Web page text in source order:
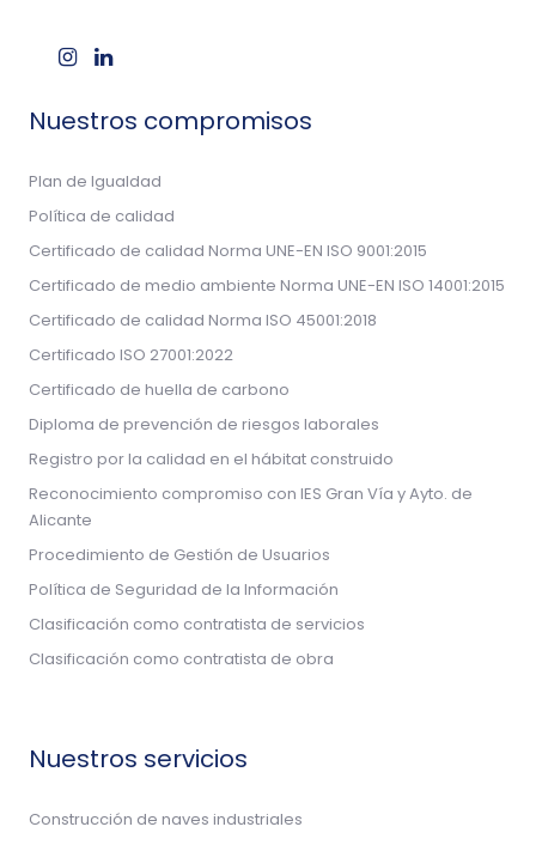
Nuestros compromisos
Plan de Igualdad
Política de calidad
Certificado de calidad Norma UNE-EN ISO 9001:2015
Certificado de medio ambiente Norma UNE-EN ISO 14001:2015
Certificado de calidad Norma ISO 45001:2018
Certificado ISO 27001:2022
Certificado de huella de carbono
Diploma de prevención de riesgos laborales
Registro por la calidad en el hábitat construido
Reconocimiento compromiso con IES Gran Vía y Ayto. de
Alicante
Procedimiento de Gestión de Usuarios
Política de Seguridad de la Información
Clasificación como contratista de servicios
Clasificación como contratista de obra
Nuestros servicios
Construcción de naves industriales